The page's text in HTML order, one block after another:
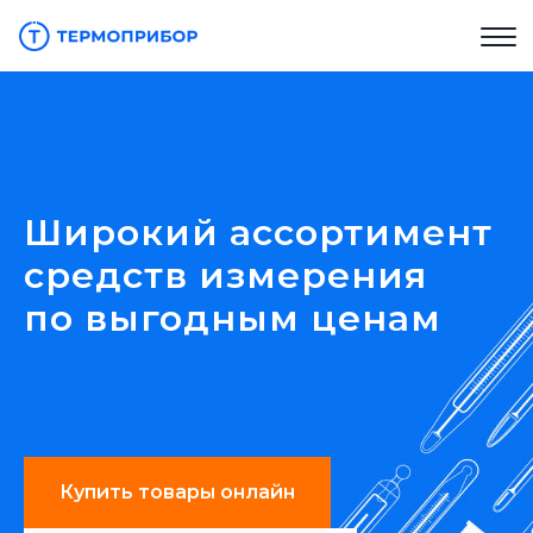
Широкий ассортимент
средств измерения
по выгодным ценам
Купить товары онлайн